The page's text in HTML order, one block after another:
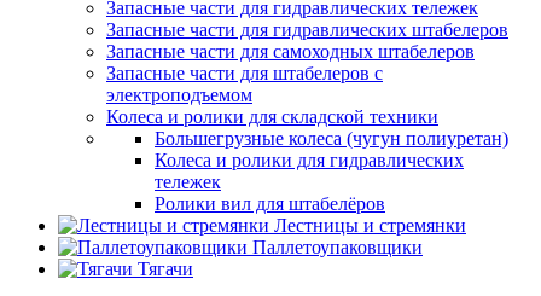
Запасные части для гидравлических тележек
Запасные части для гидравлических штабелеров
Запасные части для самоходных штабелеров
Запасные части для штабелеров с
электроподъемом
Колеса и ролики для складской техники
Большегрузные колеса (чугун полиуретан)
Колеса и ролики для гидравлических
тележек
Ролики вил для штабелёров
Лестницы и стремянки
Паллетоупаковщики
Тягачи